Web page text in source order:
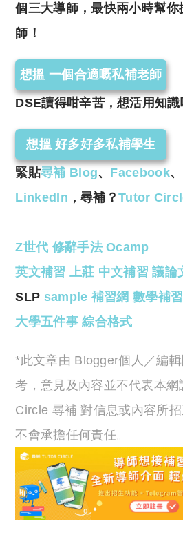
個三大導師，最快兩小時幫
師！
想搵 一個合適嘅私補老師
DSE讀得咁辛苦，想活用知識
想搵 好多好多私補學生
緊貼尋補 Blog、 Facebook、
LinkedIn ，尋補？Tutor
Z世代 修辭手法Ocamp
英文補習
上莊 中文補習 議論
SLP sample 補習網 數學補習
大學五件事綜合格式
*此文章由 Blogger個人／編
考，意見及內容並不代表本
Circle 尋補 對信息或內容所招
不會承擔任何責任。